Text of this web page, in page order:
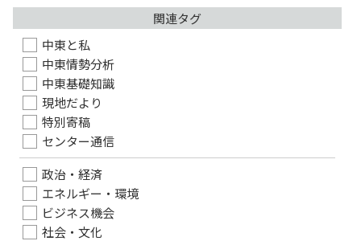
関連タグ
中東と私
中東情勢分析
中東基礎知識
現地だより
特別寄稿
センター通信
政治・経済
エネルギー・環境
ビジネス機会
社会・文化